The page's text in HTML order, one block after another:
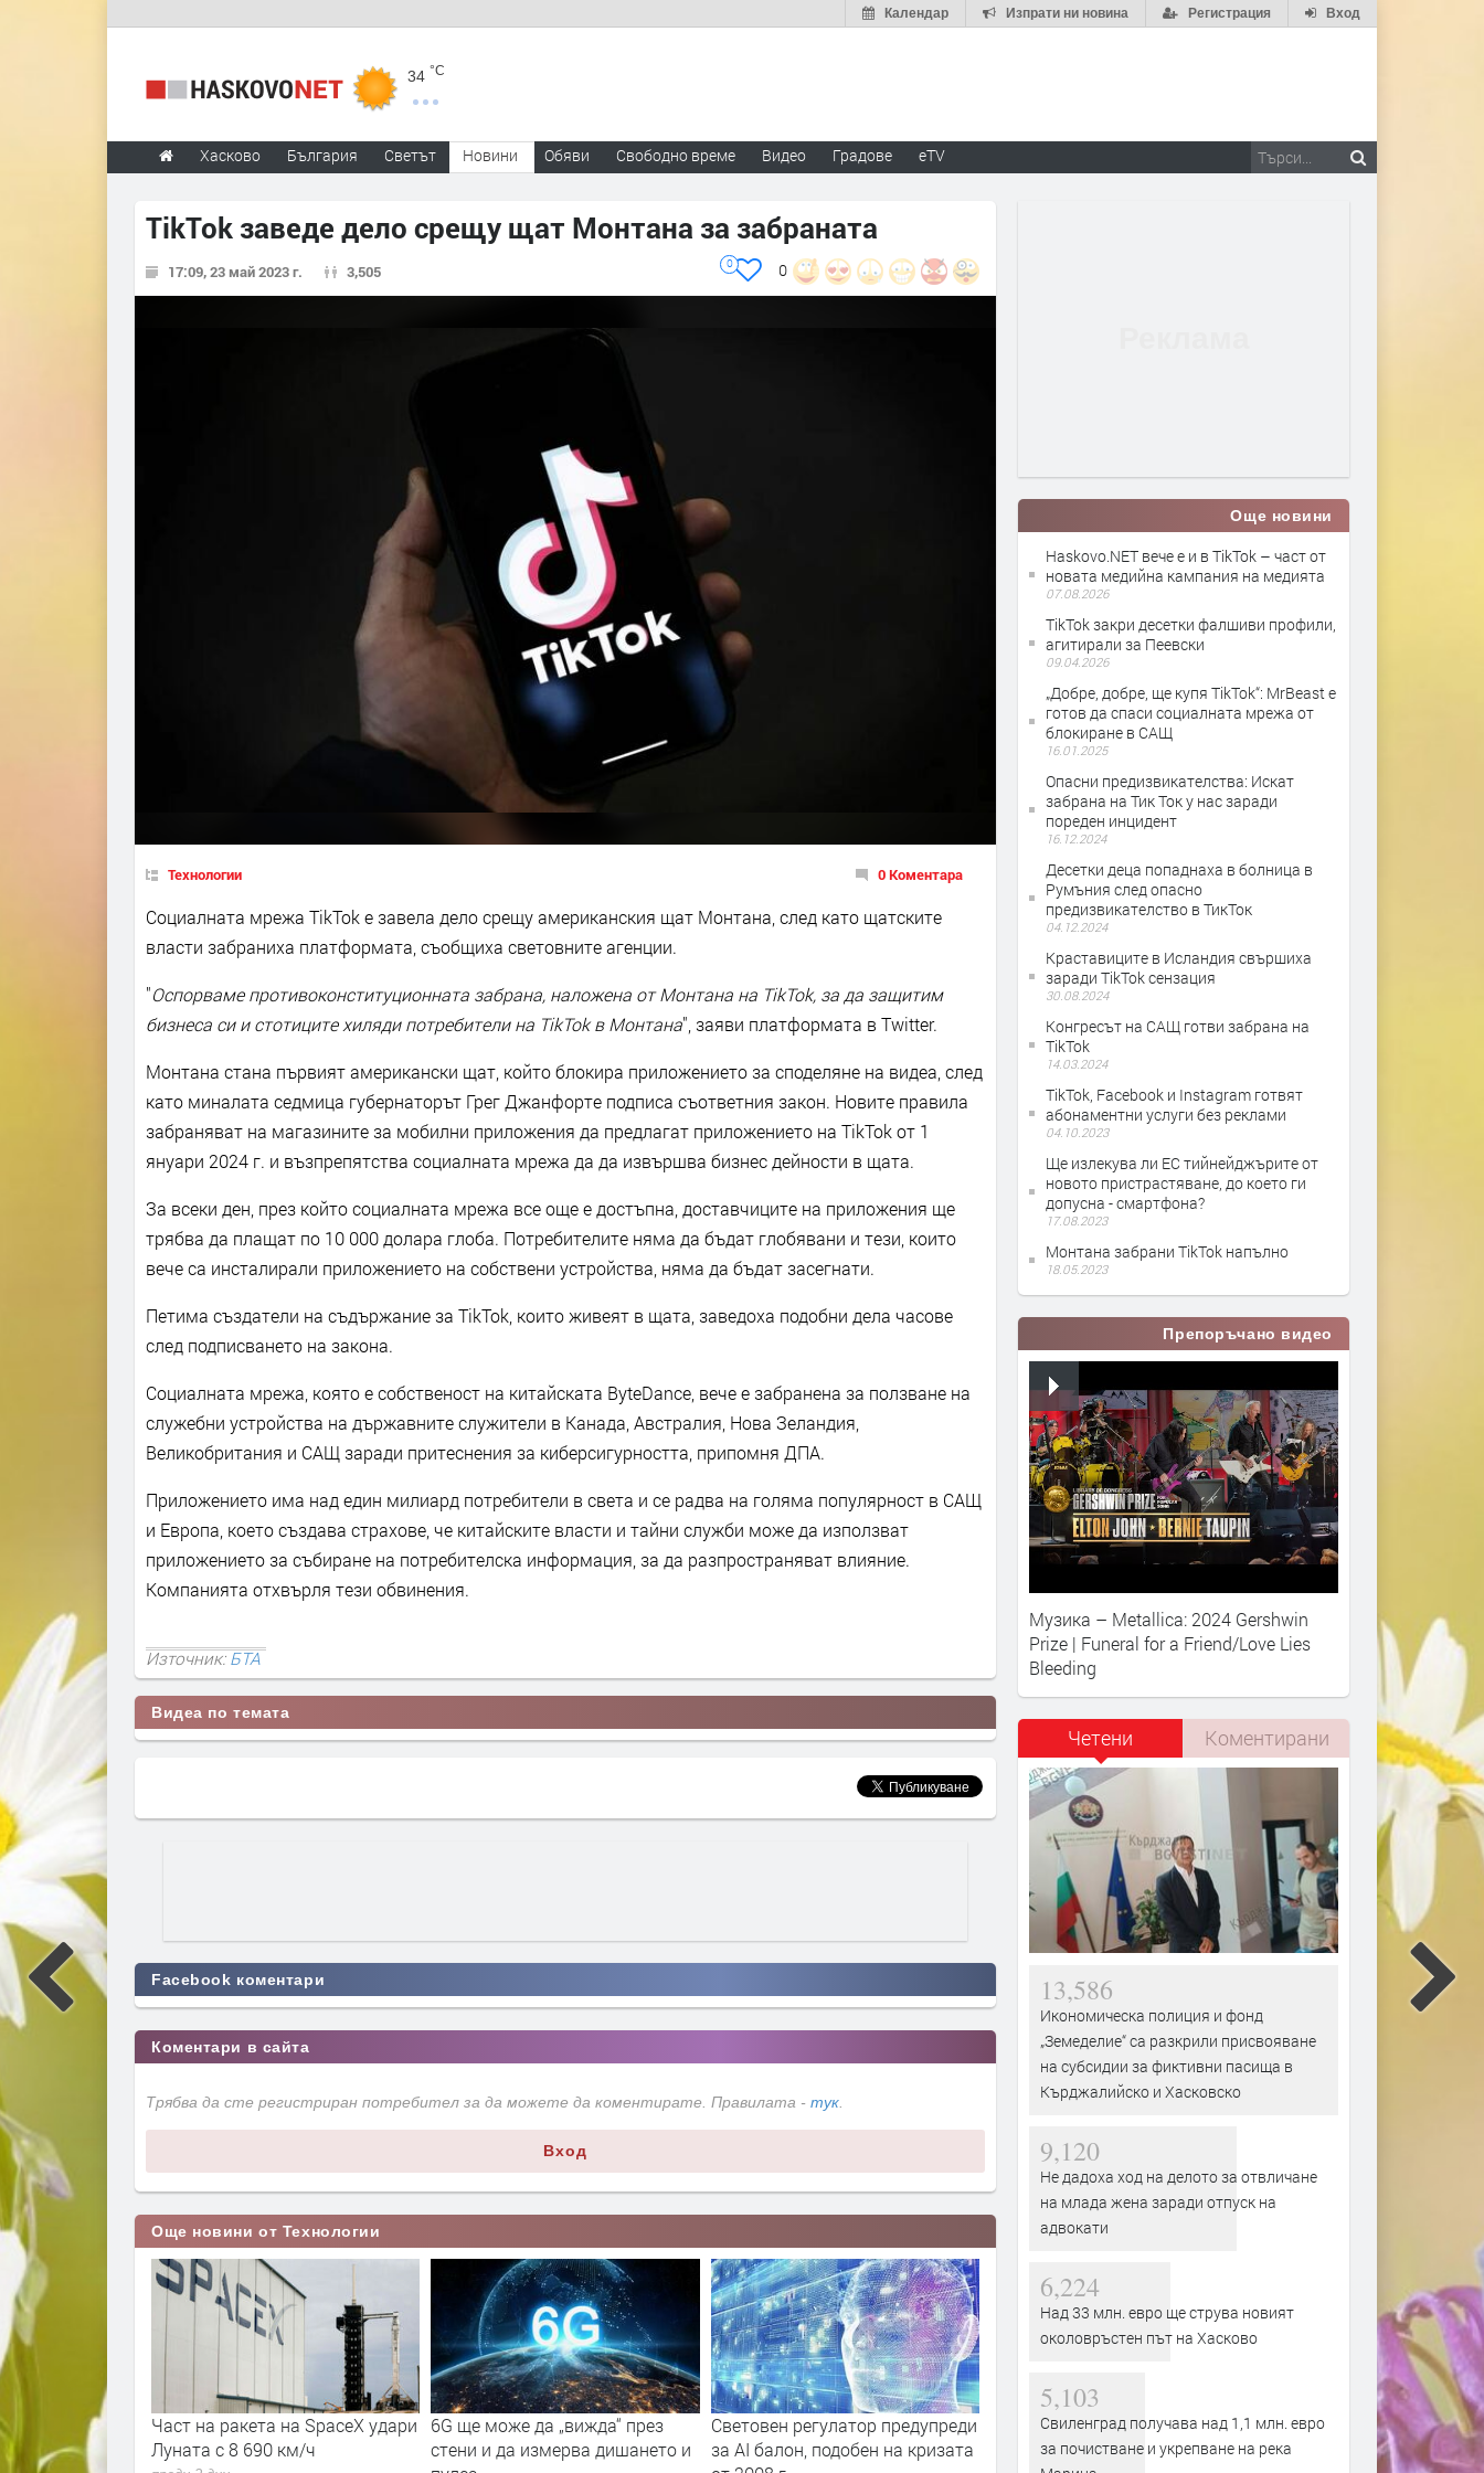
Вход
Регистрация
Изпрати ни новина
Календар
34 °C
Хасково България Светът Новини Обяви Свободно време Видео Градове eTV
TikTok заведе дело срещу щат Монтана за забраната
17:09, 23 май 2023 г. 3,505 0
0
Технологии 0 Коментара
Социалната мрежа TikTok е завела дело срещу американския щат Монтана, след като щатските
власти забраниха платформата, съобщиха световните агенции.
"Оспорваме противоконституционната забрана, наложена от Монтана на TikTok, за да защитим
бизнеса си и стотиците хиляди потребители на TikTok в Монтана", заяви платформата в Twitter.
Монтана стана първият американски щат, който блокира приложението за споделяне на видеа, след
като миналата седмица губернаторът Грег Джанфорте подписа съответния закон. Новите правила
забраняват на магазините за мобилни приложения да предлагат приложението на TikTok от 1
януари 2024 г. и възпрепятства социалната мрежа да да извършва бизнес дейности в щата.
За всеки ден, през който социалната мрежа все още е достъпна, доставчиците на приложения ще
трябва да плащат по 10 000 долара глоба. Потребителите няма да бъдат глобявани и тези, които
вече са инсталирали приложението на собствени устройства, няма да бъдат засегнати.
Петима създатели на съдържание за TikTok, които живеят в щата, заведоха подобни дела часове
след подписването на закона.
Социалната мрежа, която е собственост на китайската ByteDance, вече е забранена за ползване на
служебни устройства на държавните служители в Канада, Австралия, Нова Зеландия,
Великобритания и САЩ заради притеснения за киберсигурността, припомня ДПА.
Приложението има над един милиард потребители в света и се радва на голяма популярност в САЩ
и Европа, което създава страхове, че китайските власти и тайни служби може да използват
приложението за събиране на потребителска информация, за да разпространяват влияние.
Компанията отхвърля тези обвинения.
Източник:БТА
Видеа по темата
Facebook коментари
Коментари в сайта
Трябва да сте регистриран потребител за да можете да коментирате. Правилата - тук.
Вход
Още новини от Технологии
как да
Част на ракета на SpaceX удари
Луната с 8 690 км/ч
6G ще може да „вижда“ през
стени и да измерва дишането и
Световен регулатор предупреди
за AI балон, подобен на кризата
В САЩ работят по плаващ
мини-АЕЦ и центрове за данни в
Питейна вода от морето:
трябва да знаем за
Още новини
Haskovo.NET вече е и в TikTok – част от
новата медийна кампания на медията
07.08.2026
TikTok закри десетки фалшиви профили,
агитирали за Пеевски
09.04.2026
„Добре, добре, ще купя TikTok“: MrBeast е
готов да спаси социалната мрежа от
блокиране в САЩ
16.01.2025
Опасни предизвикателства: Искат
забрана на Тик Ток у нас заради
пореден инцидент
16.12.2024
Десетки деца попаднаха в болница в
Румъния след опасно
предизвикателство в ТикТок
04.12.2024
Краставиците в Исландия свършиха
заради TikTok сензация
30.08.2024
Конгресът на САЩ готви забрана на
TikTok
14.03.2024
TikTok, Facebook и Instagram готвят
абонаментни услуги без реклами
04.10.2023
Ще излекува ли ЕС тийнейджърите от
новото пристрастяване, до което ги
допусна - смартфона?
17.08.2023
Монтана забрани TikTok напълно
18.05.2023
Препоръчано видео
Музика – Metallica: 2024 Gershwin
Prize | Funeral for a Friend/Love Lies
Bleeding
Четени Коментирани
13,586
Икономическа полиция и фонд
„Земеделие“ са разкрили присвояване
на субсидии за фиктивни пасища в
Кърджалийско и Хасковско
9,120
Не дадоха ход на делото за отвличане
на млада жена заради отпуск на
адвокати
6,224
Над 33 млн. евро ще струва новият
околовръстен път на Хасково
5,103
Свиленград получава над 1,1 млн. евро
за почистване и укрепване на река